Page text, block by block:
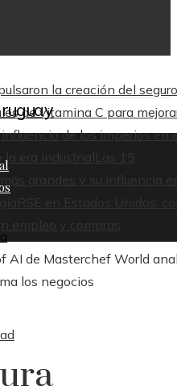
la creación del
de vitamina C para
de los imperios en
era industrial
Las 15
grandes y su influencia
RSE en Estados Unidos:
empleo y compras
AI de Masterchef World
los negocios